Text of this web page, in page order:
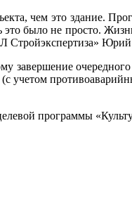
чем это здание.
было не просто.
Стройэкспертиза»
завершение
программы